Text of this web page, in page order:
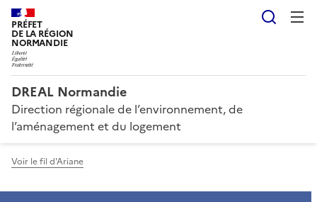
PRÉFET
DE LA RÉGION
NORMANDIE
DREAL Normandie
Direction régionale de l’environnement, de
l’aménagement et du logement
Voir le fil d'Ariane